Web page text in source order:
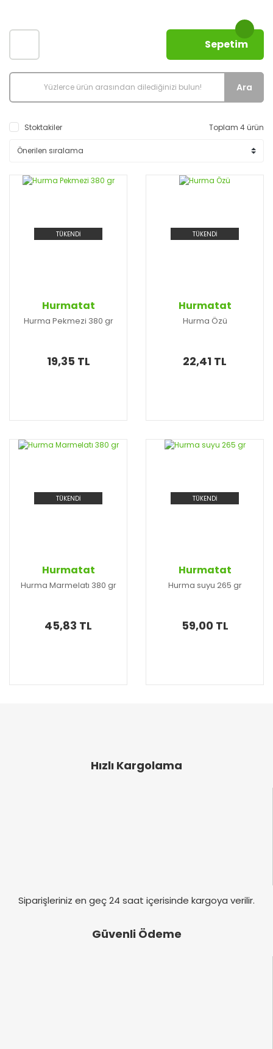
Ara
Sepetim
Stoktakiler Toplam 4 ürün
TÜKENDİ
Hurmatat
Hurma Pekmezi 380 gr
19,35 TL
TÜKENDİ
Hurmatat
Hurma Özü
22,41 TL
TÜKENDİ
Hurmatat
Hurma Marmelatı 380 gr
45,83 TL
TÜKENDİ
Hurmatat
Hurma suyu 265 gr
59,00 TL
Hızlı Kargolama
Siparişleriniz en geç 24 saat içerisinde kargoya verilir.
Güvenli Ödeme